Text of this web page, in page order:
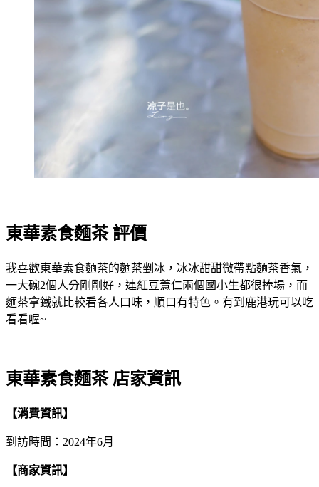
東華素食麵茶 評價
我喜歡東華素食麵茶的麵茶剉冰，冰冰甜甜微帶點麵茶香氣，
一大碗2個人分剛剛好，連紅豆薏仁兩個國小生都很捧場，而
麵茶拿鐵就比較看各人口味，順口有特色。有到鹿港玩可以吃
看看喔~
東華素食麵茶 店家資訊
【消費資訊】
到訪時間：2024年6月
【商家資訊】